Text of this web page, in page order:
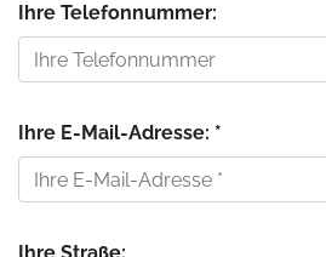
Ihre Telefonnummer:
Ihre E-Mail-Adresse: *